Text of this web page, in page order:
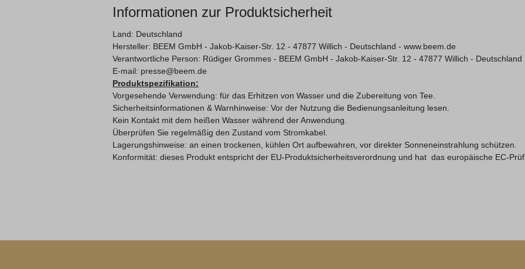
Informationen zur Produktsicherheit
Land: Deutschland
Hersteller: BEEM GmbH - Jakob-Kaiser-Str. 12 - 47877 Willich - Deutschland - www.beem.de
Verantwortliche Person: Rüdiger Grommes - BEEM GmbH - Jakob-Kaiser-Str. 12 - 47877 Willich - Deutschland
E-mail: presse@beem.de
Produktspezifikation:
Vorgesehende Verwendung: für das Erhitzen von Wasser und die Zubereitung von Tee.
Sicherheitsinformationen & Warnhinweise: Vor der Nutzung die Bedienungsanleitung lesen.
Kein Kontakt mit dem heißen Wasser während der Anwendung.
Überprüfen Sie regelmäßig den Zustand vom Stromkabel.
Lagerungshinweise: an einen trockenen, kühlen Ort aufbewahren, vor direkter Sonneneinstrahlung schützen.
Konformität: dieses Produkt entspricht der EU-Produktsicherheitsverordnung und hat das europäische EC-